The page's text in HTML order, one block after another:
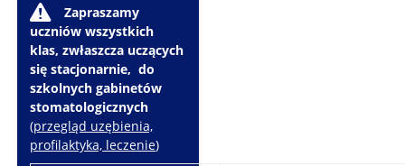
W
Zapraszamy
uczniów wszystkich
klas, zwłaszcza uczących
się stacjonarnie, do
szkolnych gabinetów
stomatologicznych
(przegląd uzębienia,
profilaktyka, leczenie)